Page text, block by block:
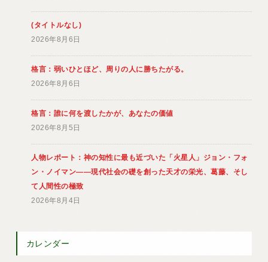
(タイトルなし)
2026年8月6日
格言：弱いひとほど、周りの人に勝ちたがる。
2026年8月6日
格言：誰に何を渡したかが、あなたの価値
2026年8月5日
人物レポート：神の知性に最も近づいた「火星人」ジョン・フォ
ン・ノイマン――現代社会の礎を創った天才の栄光、葛藤、そし
て人間性の極致
2026年8月4日
カレンダー